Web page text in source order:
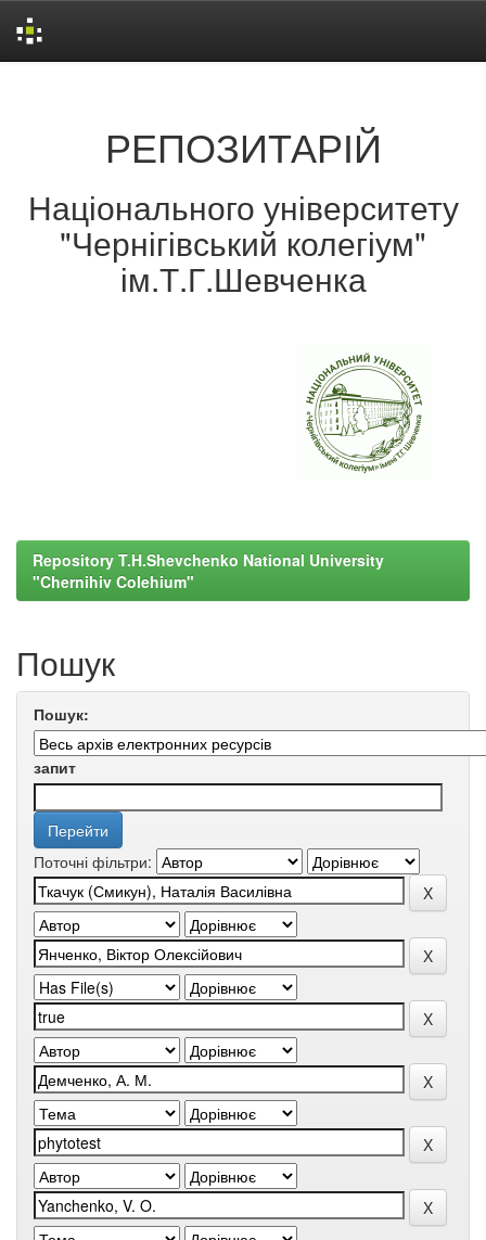
РЕПОЗИТАРІЙ
Національного університету
"Чернігівський колегіум"
ім.Т.Г.Шевченка
Repository T.H.Shevchenko National University
"Chernihiv Colehium"
Пошук
Пошук:
запит
Поточні фільтри: